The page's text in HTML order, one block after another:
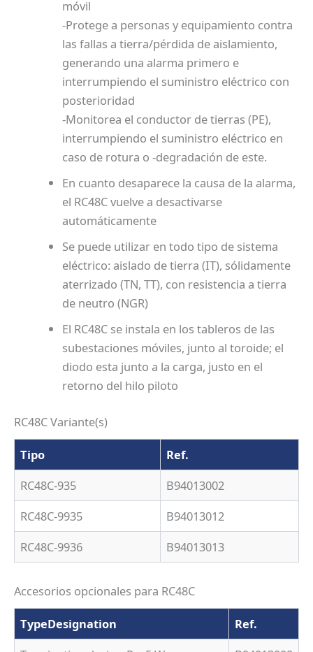
móvil
-Protege a personas y equipamiento contra
las fallas a tierra/pérdida de aislamiento,
generando una alarma primero e
interrumpiendo el suministro eléctrico con
posterioridad
-Monitorea el conductor de tierras (PE),
interrumpiendo el suministro eléctrico en
caso de rotura o -degradación de este.
En cuanto desaparece la causa de la alarma,
el RC48C vuelve a desactivarse
automáticamente
Se puede utilizar en todo tipo de sistema
eléctrico: aislado de tierra (IT), sólidamente
aterrizado (TN, TT), con resistencia a tierra
de neutro (NGR)
El RC48C se instala en los tableros de las
subestaciones móviles, junto al toroide; el
diodo esta junto a la carga, justo en el
retorno del hilo piloto
RC48C Variante(s)
Tipo
Ref.
RC48C-935
B94013002
RC48C-9935
B94013012
RC48C-9936
B94013013
Accesorios opcionales para RC48C
TypeDesignation
Ref.